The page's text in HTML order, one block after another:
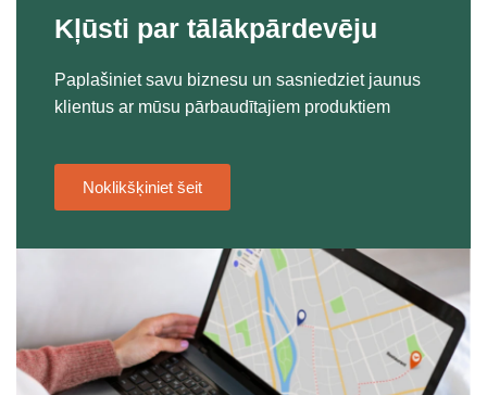
Kļūsti par tālākpārdevēju
Paplašiniet savu biznesu un sasniedziet jaunus
klientus ar mūsu pārbaudītajiem produktiem
Noklikšķiniet šeit